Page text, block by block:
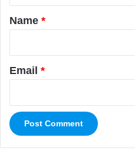
*
Name *
Email *